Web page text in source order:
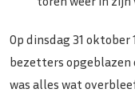
Op dinsdag 31
bezetters opgeblazen
was alles wat